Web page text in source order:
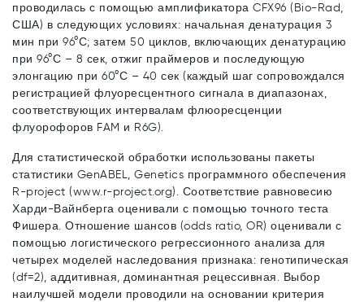
проводилась с помощью амплификатора CFX96 (Bio-Rad,
США) в следующих условиях: начальная денатурация 3
мин при 96°С; затем 50 циклов, включающих денатурацию
при 96°С – 8 сек, отжиг праймеров и последующую
элонгацию при 60°С – 40 сек (каждый шаг сопровождался
регистрацией флуоресцентного сигнала в диапазонах,
соответствующих интервалам флюоресценции
флуорофоров FAM и R6G).
Для статистической обработки использованы пакеты
статистики GenABEL, Genetics программного обеспечения
R-project (www.r-project.org). Соответствие равновесию
Харди-Вайнберга оценивали с помощью точного теста
Фишера. Отношение шансов (odds ratio, OR) оценивали с
помощью логистического регрессионного анализа для
четырех моделей наследования признака: генотипическая
(df=2), аддитивная, доминантная рецессивная. Выбор
наилучшей модели проводили на основании критерия